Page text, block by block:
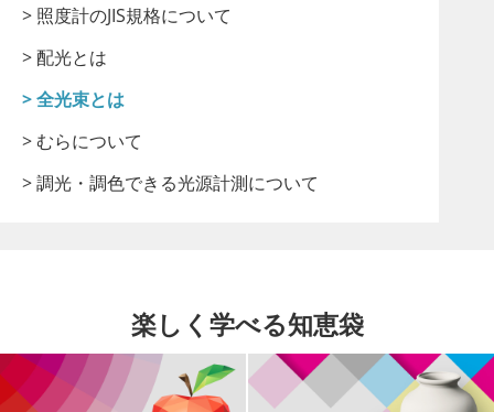
> 照度計のJIS規格について
> 配光とは
> 全光束とは
> むらについて
> 調光・調色できる光源計測について
楽しく学べる知恵袋